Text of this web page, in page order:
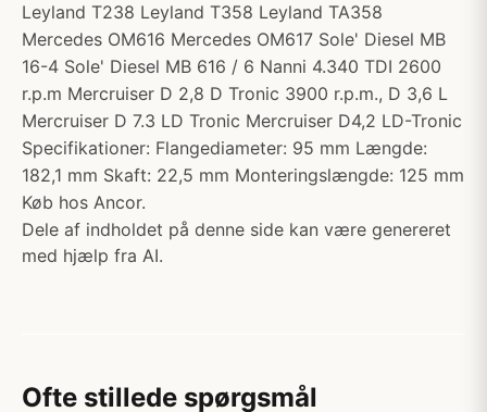
Leyland T238 Leyland T358 Leyland TA358
Mercedes OM616 Mercedes OM617 Sole' Diesel MB
16-4 Sole' Diesel MB 616 / 6 Nanni 4.340 TDI 2600
r.p.m Mercruiser D 2,8 D Tronic 3900 r.p.m., D 3,6 L
Mercruiser D 7.3 LD Tronic Mercruiser D4,2 LD-Tronic
Specifikationer: Flangediameter: 95 mm Længde:
182,1 mm Skaft: 22,5 mm Monteringslængde: 125 mm
Køb hos Ancor.
Dele af indholdet på denne side kan være genereret
med hjælp fra AI.
Ofte stillede spørgsmål